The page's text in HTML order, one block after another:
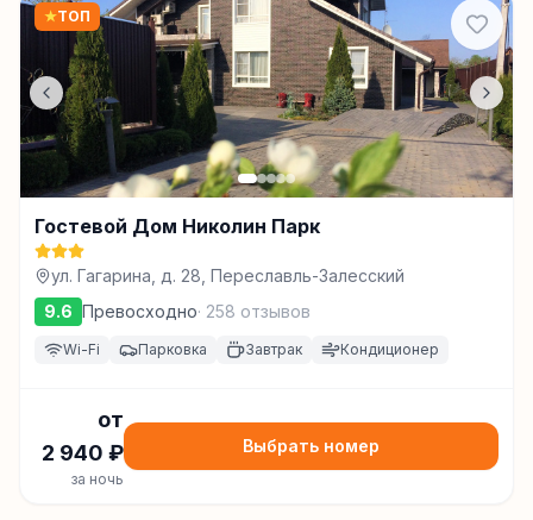
★ТОП
Гостевой Дом Николин Парк
ул. Гагарина, д. 28, Переславль-Залесский
9.6 Превосходно· 258 отзывов
Wi-Fi Парковка Завтрак Кондиционер
от
2 940 ₽
за ночь
Выбрать номер